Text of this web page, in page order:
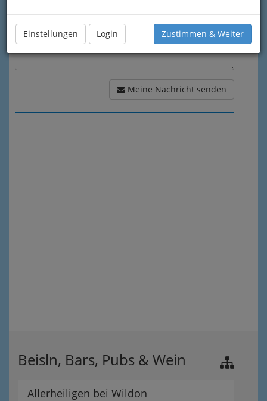
Einstellungen Login Zustimmen & Weiter
Meine Nachricht senden
Beisln, Bars, Pubs & Wein
Allerheiligen bei Wildon